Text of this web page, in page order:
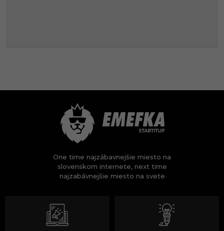
One time najzábavnejšie miesto na
slovenskom internete, next time
najzabávnejšie miesto na svete